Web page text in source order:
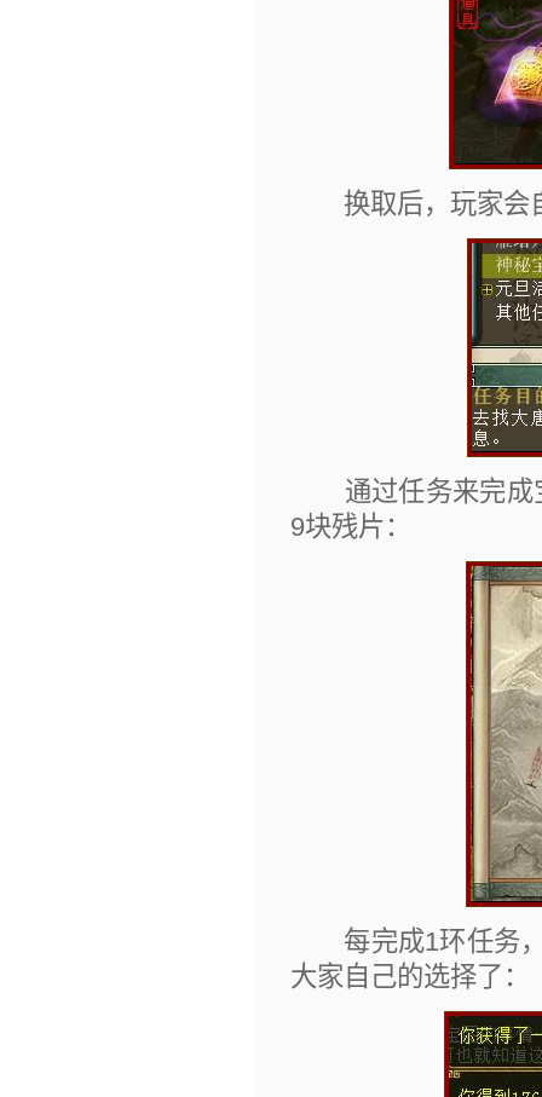
换取后，玩家会
通过任务来完成
9块残片：
每完成1环任务，
大家自己的选择了：